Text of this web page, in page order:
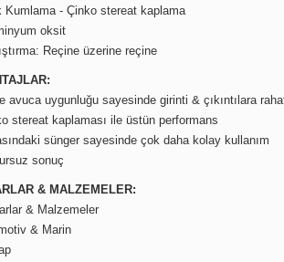
Kumlama - Çinko stereat kaplama
oksit
Reçine üzerine reçine
avuca uygunluğu sayesinde girinti & çıkıntılara
stereat kaplaması ile üstün performans
sünger sayesinde çok daha kolay kullanım
sonuç
& MALZEMELER:
& Malzemeler
& Marin